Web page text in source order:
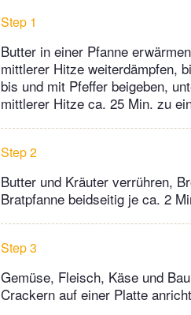
Step 1
Butter in einer Pfanne
mittlerer Hitze weiterdämpfen,
bis und mit Pfeffer beigeben,
mittlerer Hitze ca. 25 Min. zu
Step 2
Butter und Kräuter verrühren,
Bratpfanne beidseitig je ca. 2
Step 3
Gemüse, Fleisch, Käse und
Crackern auf einer Platte